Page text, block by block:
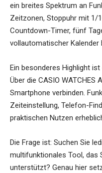
ein breites Spektrum an
Zeitzonen, Stoppuhr mit 1/
Countdown-Timer, fünf
vollautomatischer Kalender
Ein besonderes Highlight
Über die CASIO
Smartphone verbinden.
Zeiteinstellung, Telefon-
praktischen Nutzen
Die Frage ist: Suchen Sie
multifunktionales Tool, das
unterstützt? Genau hier